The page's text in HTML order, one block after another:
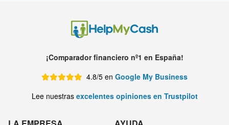
¡Comparador financiero nº1 en España!
4.8/5 en Google My Business
Lee nuestras excelentes opiniones en Trustpilot